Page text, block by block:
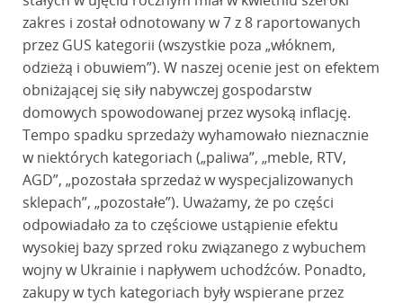
zakres i został odnotowany w 7 z 8 raportowanych
przez GUS kategorii (wszystkie poza „włóknem,
odzieżą i obuwiem”). W naszej ocenie jest on efektem
obniżającej się siły nabywczej gospodarstw
domowych spowodowanej przez wysoką inflację.
Tempo spadku sprzedaży wyhamowało nieznacznie
w niektórych kategoriach („paliwa”, „meble, RTV,
AGD”, „pozostała sprzedaż w wyspecjalizowanych
sklepach”, „pozostałe”). Uważamy, że po części
odpowiadało za to częściowe ustąpienie efektu
wysokiej bazy sprzed roku związanego z wybuchem
wojny w Ukrainie i napływem uchodźców. Ponadto,
zakupy w tych kategoriach były wspierane przez